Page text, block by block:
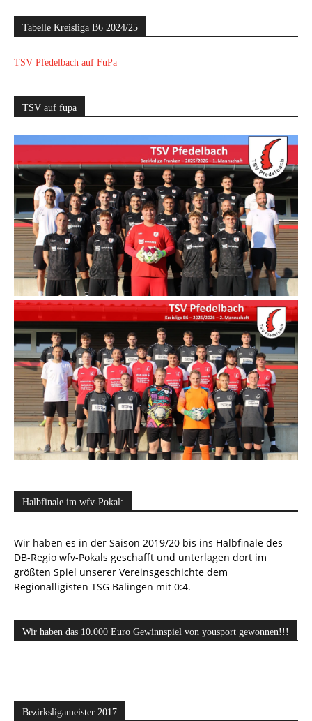
Tabelle Kreisliga B6 2024/25
TSV Pfedelbach auf FuPa
TSV auf fupa
Halbfinale im wfv-Pokal:
Wir haben es in der Saison 2019/20 bis ins Halbfinale des
DB-Regio wfv-Pokals geschafft und unterlagen dort im
größten Spiel unserer Vereinsgeschichte dem
Regionalligisten TSG Balingen mit 0:4.
Wir haben das 10.000 Euro Gewinnspiel von yousport gewonnen!!!
Bezirksligameister 2017